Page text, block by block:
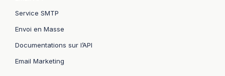
Service SMTP
Envoi en Masse
Documentations sur l’API
Email Marketing